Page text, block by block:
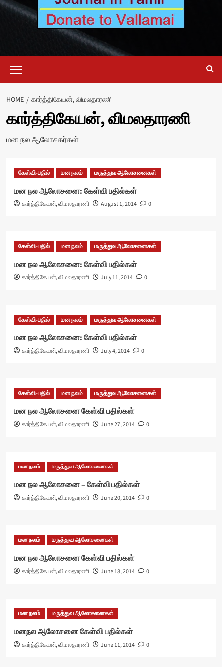
Menu
HOME கார்த்திகேயன், விமலதாரணி
கார்த்திகேயன், விமலதாரணி
மன நல ஆலோசகர்கள்
கேள்வி-பதில் மன நலம் மருத்துவ ஆலோசனைகள்
மன நல ஆலோசனை: கேள்வி பதில்கள்
கார்த்திகேயன், விமலதாரணி August 1, 2014 0
கேள்வி-பதில் மன நலம் மருத்துவ ஆலோசனைகள்
மன நல ஆலோசனை: கேள்வி பதில்கள்
கார்த்திகேயன், விமலதாரணி July 11, 2014 0
கேள்வி-பதில் மன நலம் மருத்துவ ஆலோசனைகள்
மன நல ஆலோசனை: கேள்வி பதில்கள்
கார்த்திகேயன், விமலதாரணி July 4, 2014 0
கேள்வி-பதில் மன நலம் மருத்துவ ஆலோசனைகள்
மன நல ஆலோசனை கேள்வி பதில்கள்
கார்த்திகேயன், விமலதாரணி June 27, 2014 0
மன நலம் மருத்துவ ஆலோசனைகள்
மன நல ஆலோசனை – கேள்வி பதில்கள்
கார்த்திகேயன், விமலதாரணி June 20, 2014 0
மன நலம் மருத்துவ ஆலோசனைகள்
மன நல ஆலோசனை கேள்வி பதில்கள்
கார்த்திகேயன், விமலதாரணி June 18, 2014 0
மன நலம் மருத்துவ ஆலோசனைகள்
மனநல ஆலோசனை கேள்வி பதில்கள்
கார்த்திகேயன், விமலதாரணி June 11, 2014 0